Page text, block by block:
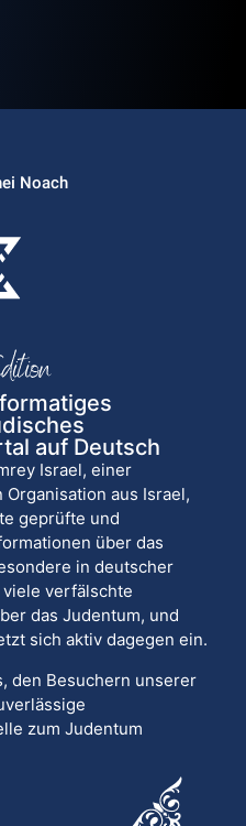
Noach
auf Deutsch
Israel, einer
aus Israel,
geprüfte und
über das
in deutscher
verfälschte
das Judentum, und
sich aktiv dagegen ein.
den Besuchern unserer
zum Judentum